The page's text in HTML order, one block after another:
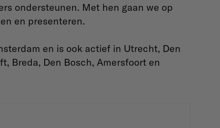
ondersteunen. Met hen gaan we op
en presenteren.
en is ook actief in Utrecht, Den
Breda, Den Bosch, Amersfoort en